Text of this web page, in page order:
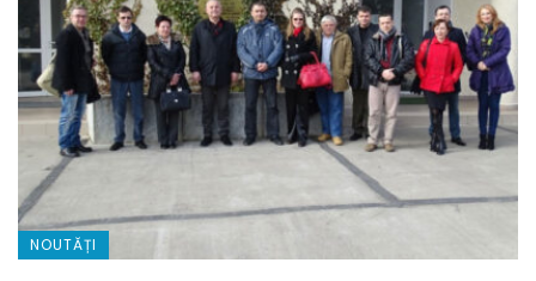
NOUTĂȚI